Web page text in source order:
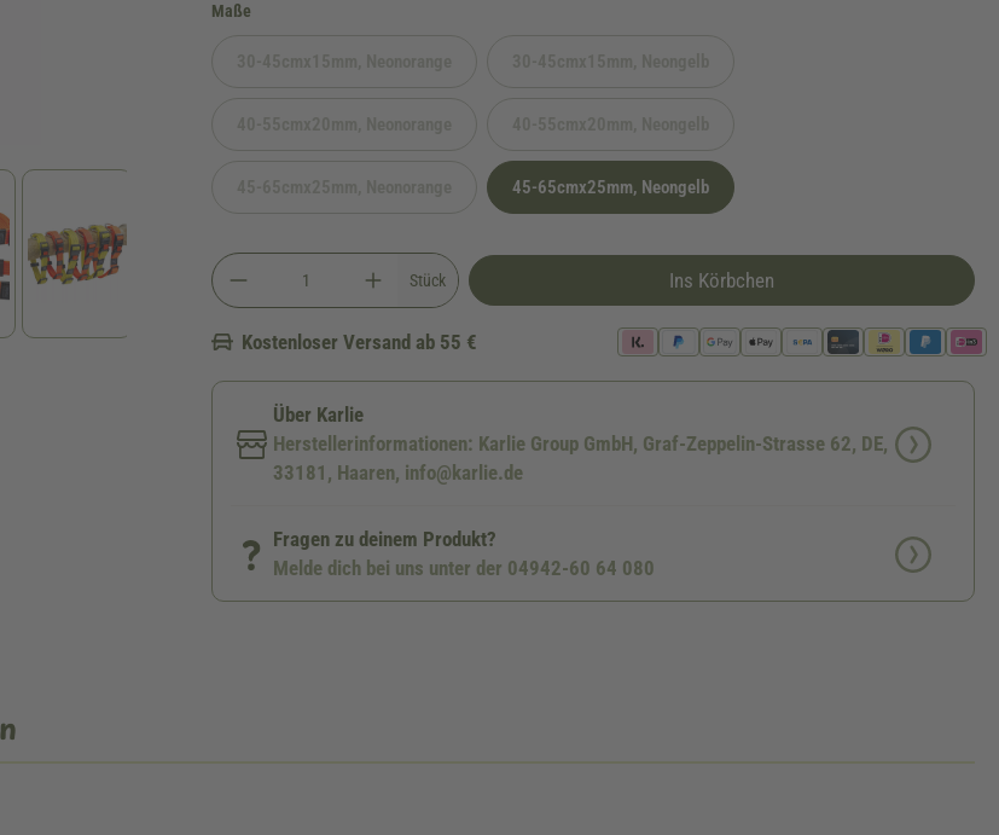
Maße
(Diese Option ist zurzeit nicht verfügbar.)45-65cmx25mm, Neongelb
Stück Ins Körbchen
Kostenloser Versand ab 55 €
Über Karlie
Herstellerinformationen: Karlie Group GmbH, Graf-Zeppelin-Strasse 62, DE,
33181, Haaren, info@karlie.de
Fragen zu deinem Produkt?
Melde dich bei uns unter der 04942-60 64 080